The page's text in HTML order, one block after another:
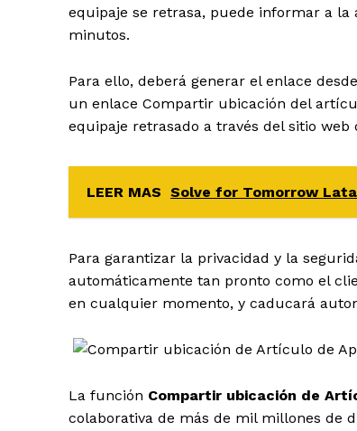
equipaje se retrasa, puede informar a
minutos.
Para ello, deberá generar el enlace
un enlace Compartir ubicación del
equipaje retrasado a través del sitio
LEER MAS Solve for Tomorrow
Para garantizar la privacidad y la
automáticamente tan pronto como el
en cualquier momento, y caducará
La función Compartir ubicación de
colaborativa de más de mil millones de